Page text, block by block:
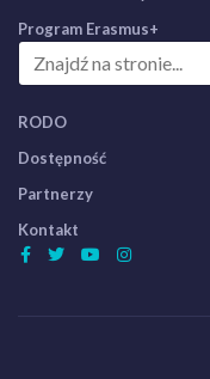
Program Erasmus+
RODO
Dostępność
Partnerzy
Kontakt